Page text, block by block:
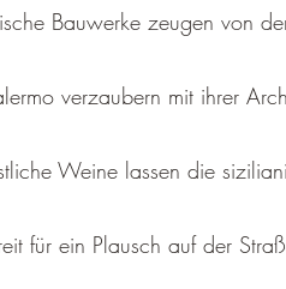
Bauwerke zeugen von
verzaubern mit ihrer
Weine lassen die
für ein Plausch auf der